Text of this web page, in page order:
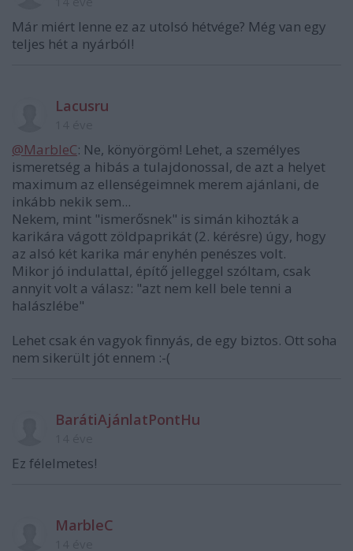
Már miért lenne ez az utolsó hétvége? Még van egy
teljes hét a nyárból!
Lacusru
@MarbleC: Ne, könyörgöm! Lehet, a személyes
ismeretség a hibás a tulajdonossal, de azt a helyet
maximum az ellenségeimnek merem ajánlani, de
inkább nekik sem...
Nekem, mint "ismerősnek" is simán kihozták a
karikára vágott zöldpaprikát (2. kérésre) úgy, hogy
az alsó két karika már enyhén penészes volt.
Mikor jó indulattal, építő jelleggel szóltam, csak
annyit volt a válasz: "azt nem kell bele tenni a
halászlébe"
Lehet csak én vagyok finnyás, de egy biztos. Ott soha
nem sikerült jót ennem :-(
BarátiAjánlatPontHu
Ez félelmetes!
MarbleC